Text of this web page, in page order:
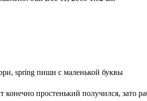
spring пиши с маленькой буквы
конечно простенький получился, зато